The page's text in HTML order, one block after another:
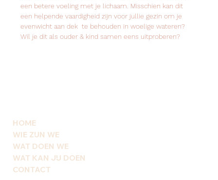
een betere voeling met je lichaam. Misschien kan dit
een helpende vaardigheid zijn voor jullie gezin om je
evenwicht aan dek  te behouden in woelige wateren?
Wil je dit als ouder & kind samen eens uitproberen?
HOME
WIE ZIJN WE
WAT DOEN WE
WAT KAN JIJ DOEN
CONTACT